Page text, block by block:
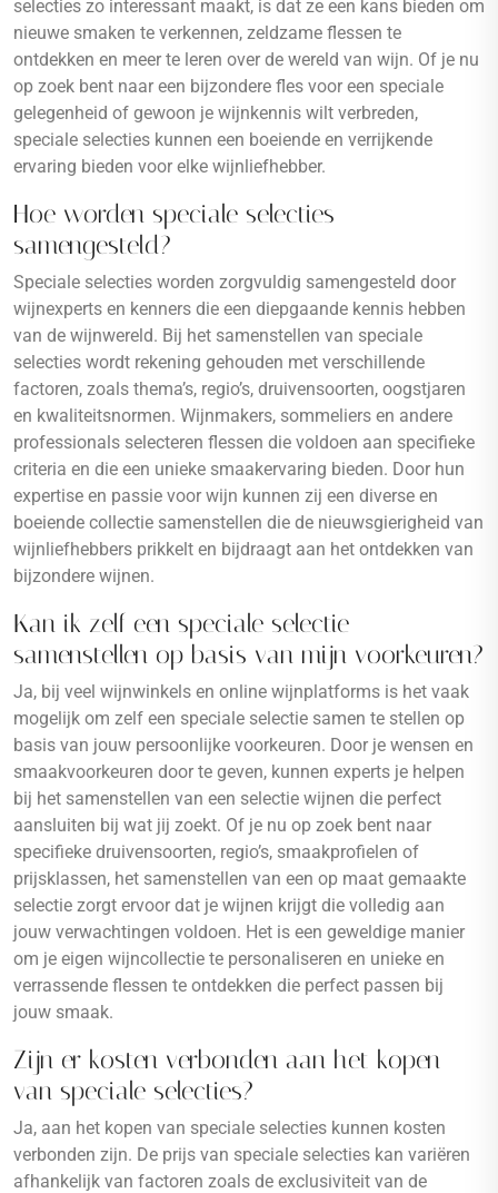
selecties zo interessant maakt, is dat ze een kans bieden om
nieuwe smaken te verkennen, zeldzame flessen te
ontdekken en meer te leren over de wereld van wijn. Of je nu
op zoek bent naar een bijzondere fles voor een speciale
gelegenheid of gewoon je wijnkennis wilt verbreden,
speciale selecties kunnen een boeiende en verrijkende
ervaring bieden voor elke wijnliefhebber.
Hoe worden speciale selecties
samengesteld?
Speciale selecties worden zorgvuldig samengesteld door
wijnexperts en kenners die een diepgaande kennis hebben
van de wijnwereld. Bij het samenstellen van speciale
selecties wordt rekening gehouden met verschillende
factoren, zoals thema’s, regio’s, druivensoorten, oogstjaren
en kwaliteitsnormen. Wijnmakers, sommeliers en andere
professionals selecteren flessen die voldoen aan specifieke
criteria en die een unieke smaakervaring bieden. Door hun
expertise en passie voor wijn kunnen zij een diverse en
boeiende collectie samenstellen die de nieuwsgierigheid van
wijnliefhebbers prikkelt en bijdraagt aan het ontdekken van
bijzondere wijnen.
Kan ik zelf een speciale selectie
samenstellen op basis van mijn voorkeuren?
Ja, bij veel wijnwinkels en online wijnplatforms is het vaak
mogelijk om zelf een speciale selectie samen te stellen op
basis van jouw persoonlijke voorkeuren. Door je wensen en
smaakvoorkeuren door te geven, kunnen experts je helpen
bij het samenstellen van een selectie wijnen die perfect
aansluiten bij wat jij zoekt. Of je nu op zoek bent naar
specifieke druivensoorten, regio’s, smaakprofielen of
prijsklassen, het samenstellen van een op maat gemaakte
selectie zorgt ervoor dat je wijnen krijgt die volledig aan
jouw verwachtingen voldoen. Het is een geweldige manier
om je eigen wijncollectie te personaliseren en unieke en
verrassende flessen te ontdekken die perfect passen bij
jouw smaak.
Zijn er kosten verbonden aan het kopen
van speciale selecties?
Ja, aan het kopen van speciale selecties kunnen kosten
verbonden zijn. De prijs van speciale selecties kan variëren
afhankelijk van factoren zoals de exclusiviteit van de